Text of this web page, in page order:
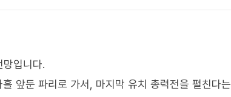
입니다.
앞둔 파리로 가서, 마지막 유치 총력전을 펼친다는